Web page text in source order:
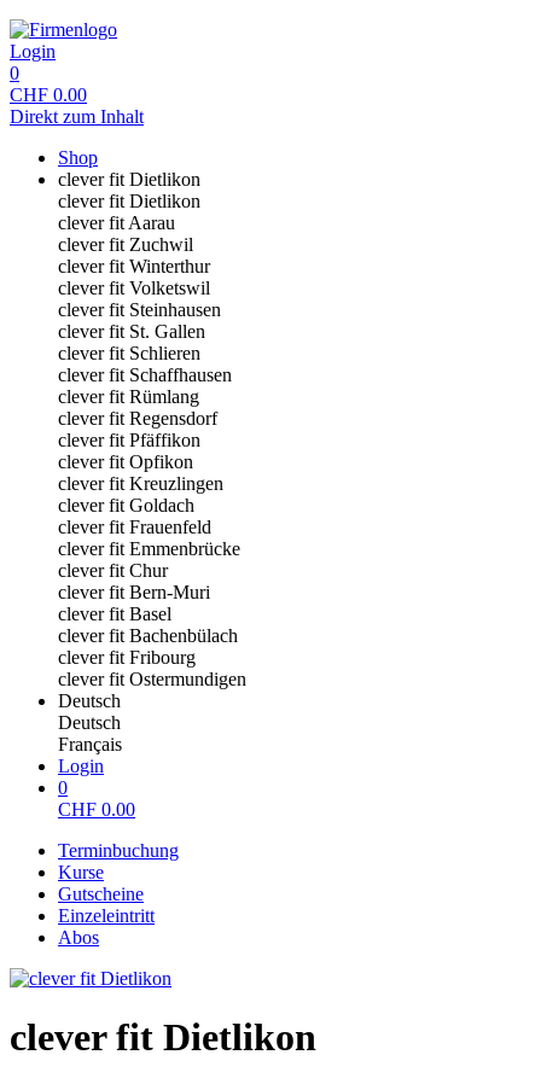
Login
0
CHF 0.00
Direkt zum Inhalt
Shop
clever fit Dietlikon
clever fit Dietlikon
clever fit Aarau
clever fit Zuchwil
clever fit Winterthur
clever fit Volketswil
clever fit Steinhausen
clever fit St. Gallen
clever fit Schlieren
clever fit Schaffhausen
clever fit Rümlang
clever fit Regensdorf
clever fit Pfäffikon
clever fit Opfikon
clever fit Kreuzlingen
clever fit Goldach
clever fit Frauenfeld
clever fit Emmenbrücke
clever fit Chur
clever fit Bern-Muri
clever fit Basel
clever fit Bachenbülach
clever fit Fribourg
clever fit Ostermundigen
Deutsch
Deutsch
Français
Login
0
CHF 0.00
Terminbuchung
Kurse
Gutscheine
Einzeleintritt
Abos
clever fit Dietlikon